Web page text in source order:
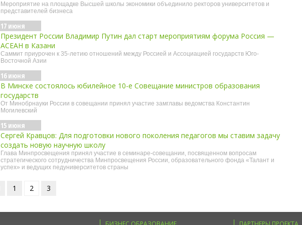
Мероприятие на площадке Высшей школы экономики объединило ректоров университетов и
представителей бизнеса
17 июня
Президент России Владимир Путин дал старт мероприятиям форума Россия —
АСЕАН в Казани
Саммит приурочен к 35-летию отношений между Россией и Ассоциацией государств Юго-
Восточной Азии
16 июня
В Минске состоялось юбилейное 10-е Совещание министров образования
государств
От Минобрнауки России в совещании принял участие замглавы ведомства Константин
Могилевский
15 июня
Сергей Кравцов: Для подготовки нового поколения педагогов мы ставим задачу
создать новую научную школу
Глава Минпросвещения принял участие в семинаре-совещании, посвященном вопросам
стратегического сотрудничества Минпросвещения России, образовательного фонда «Талант и
успех» и ведущих педуниверситетов страны
1 2 3